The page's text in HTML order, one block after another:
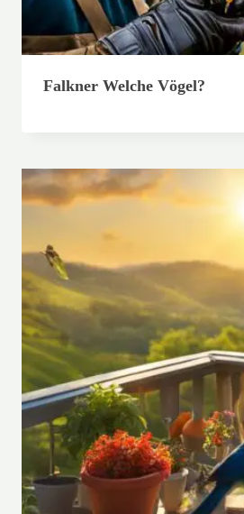
Falkner Welche Vögel?